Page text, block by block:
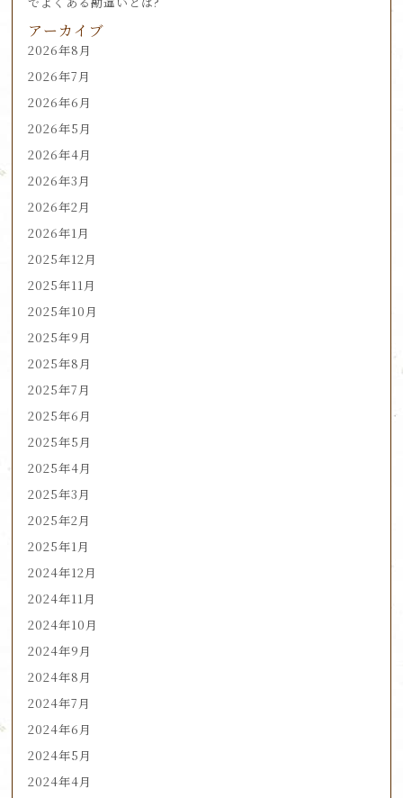
アーカイブ
2026年8月
2026年7月
2026年6月
2026年5月
2026年4月
2026年3月
2026年2月
2026年1月
2025年12月
2025年11月
2025年10月
2025年9月
2025年8月
2025年7月
2025年6月
2025年5月
2025年4月
2025年3月
2025年2月
2025年1月
2024年12月
2024年11月
2024年10月
2024年9月
2024年8月
2024年7月
2024年6月
2024年5月
2024年4月